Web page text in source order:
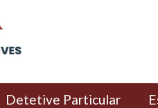
Detetive Particular